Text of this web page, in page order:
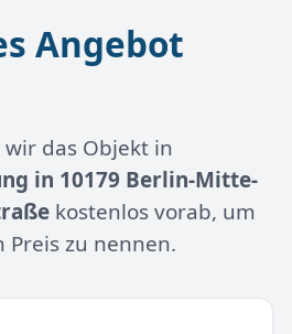
Angebot
das Objekt in
in 10179 Berlin-Mitte-
kostenlos vorab, um
zu nennen.